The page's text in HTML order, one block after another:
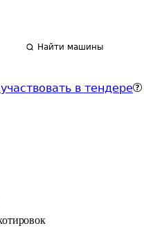
Найти машины
в тендере